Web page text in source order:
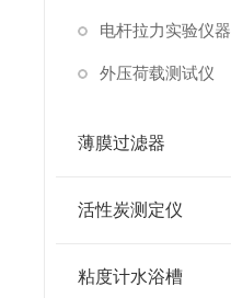
电杆拉力实验仪器
外压荷载测试仪
薄膜过滤器
活性炭测定仪
粘度计水浴槽